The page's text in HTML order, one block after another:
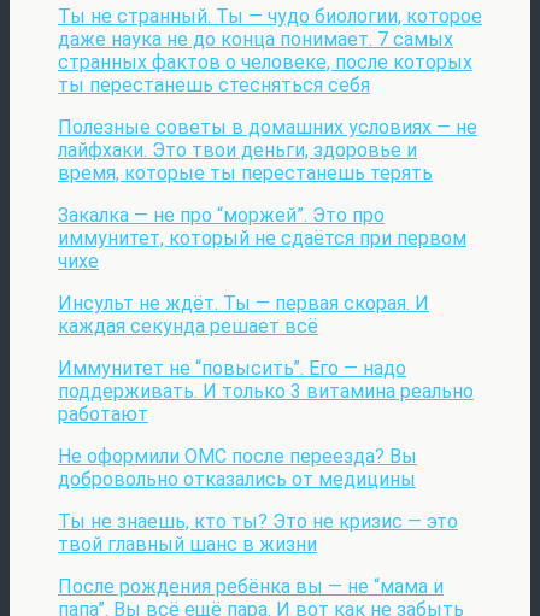
Ты не странный. Ты — чудо биологии, которое
даже наука не до конца понимает. 7 самых
странных фактов о человеке, после которых
ты перестанешь стесняться себя
Полезные советы в домашних условиях — не
лайфхаки. Это твои деньги, здоровье и
время, которые ты перестанешь терять
Закалка — не про “моржей”. Это про
иммунитет, который не сдаётся при первом
чихе
Инсульт не ждёт. Ты — первая скорая. И
каждая секунда решает всё
Иммунитет не “повысить”. Его — надо
поддерживать. И только 3 витамина реально
работают
Не оформили ОМС после переезда? Вы
добровольно отказались от медицины
Ты не знаешь, кто ты? Это не кризис — это
твой главный шанс в жизни
После рождения ребёнка вы — не “мама и
папа”. Вы всё ещё пара. И вот как не забыть